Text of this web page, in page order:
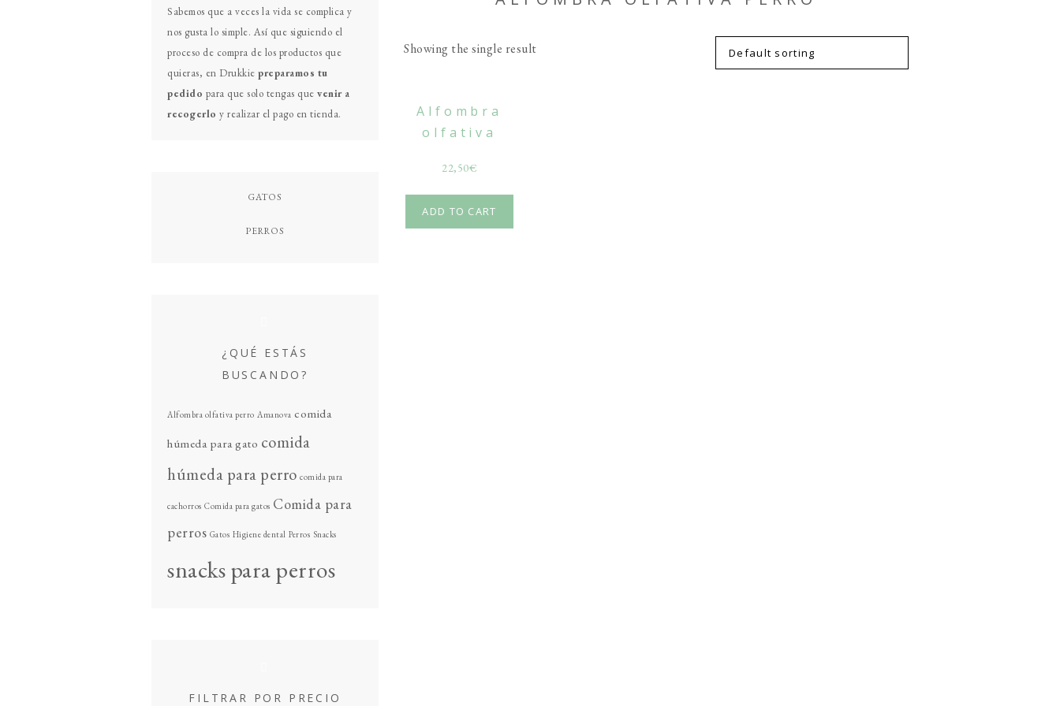
Showing the single result
Alfombra
olfativa
22,50€
ADD TO CART
Sidebar
Sabemos que a veces la vida se complica y
nos gusta lo simple. Así que siguiendo el
proceso de compra de los productos que
quieras, en Drukkie preparamos tu
pedido para que solo tengas que venir a
recogerlo y realizar el pago en tienda.
GATOS
PERROS
¿QUÉ ESTÁS
BUSCANDO?
Alfombra olfativa perro Amanova comida
húmeda para gato comida
húmeda para perro comida para
cachorros Comida para gatos Comida para
perros Gatos Higiene dental Perros Snacks
snacks para perros
FILTRAR POR PRECIO